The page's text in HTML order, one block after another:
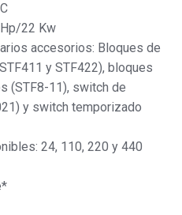
22 Kw
accesorios: Bloques de
y STF422), bloques
(STF8-11), switch de
y switch temporizado
24, 110, 220 y 440